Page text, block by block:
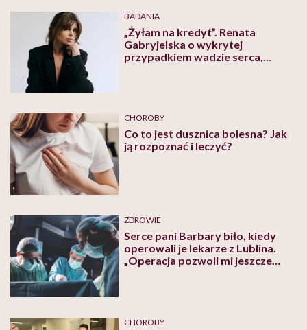
BADANIA
„Żyłam na kredyt”. Renata
Gabryjelska o wykrytej
przypadkiem wadzie serca,
CHOROBY
Co to jest dusznica bolesna? Jak
ją rozpoznać i leczyć?
ZDROWIE
Serce pani Barbary biło, kiedy
operowali je lekarze z Lublina.
„Operacja pozwoli mi jeszcze
CHOROBY